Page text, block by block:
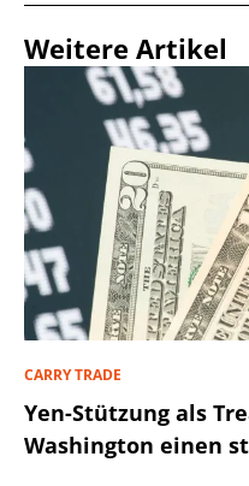
Weitere Artikel
CARRY TRADE
Yen-Stützung als
Washington einen